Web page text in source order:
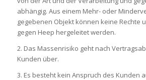
abhängig. Aus einem Mehr- oder
gegebenen Objekt können keine Rechte
gegen Heep hergeleitet werden.
2. Das Massenrisiko geht nach
Kunden über.
3. Es besteht kein Anspruch des Kunden